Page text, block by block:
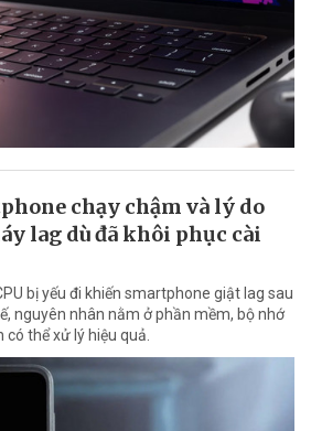
chạy chậm và lý do
lag dù đã khôi phục cài
bị yếu đi khiến smartphone giật lag sau
nguyên nhân nằm ở phần mềm, bộ nhớ
thể xử lý hiệu quả.